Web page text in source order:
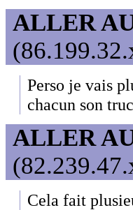
ALLER
Perso je vais
chacun son truc
ALLER
Cela fait